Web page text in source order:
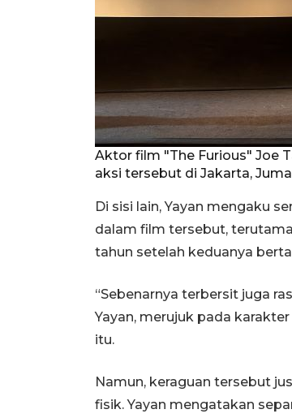
Aktor film "The Furious" Joe
aksi tersebut di Jakarta,
Di sisi lain, Yayan mengaku
dalam film tersebut,
tahun setelah keduanya
“Sebenarnya terbersit juga
Yayan, merujuk pada
itu.
Namun, keraguan tersebut
fisik. Yayan mengatakan